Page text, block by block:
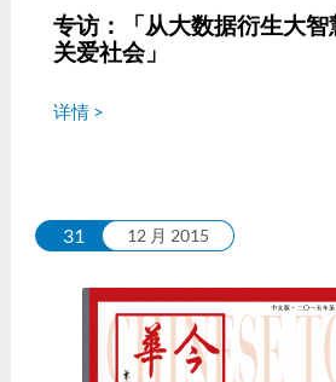
专访：「从大数据衍生大智
关爱社会」
详情 >
31 12 月 2015